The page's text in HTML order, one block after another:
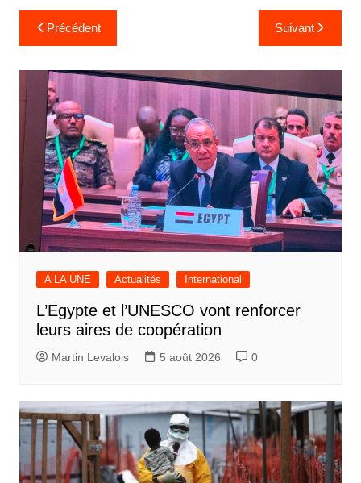
Navigation
de
l’article
Précédent Suivant
A LA UNE Actualités International
L’Egypte et l’UNESCO vont renforcer
leurs aires de coopération
Martin Levalois 5 août 2026 0